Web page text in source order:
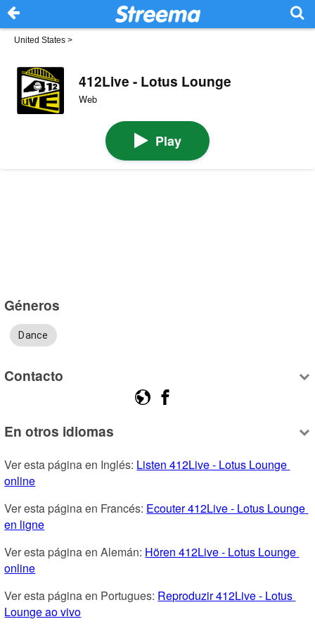
United States >
412Live - Lotus Lounge
Web
Play
Géneros
Dance
Contacto
En otros idiomas
Ver esta página en Inglés: Listen 412Live - Lotus Lounge
online
Ver esta página en Francés: Ecouter 412Live - Lotus Lounge
en ligne
Ver esta página en Alemán: Hören 412Live - Lotus Lounge
online
Ver esta página en Portugues: Reproduzir 412Live - Lotus
Lounge ao vivo